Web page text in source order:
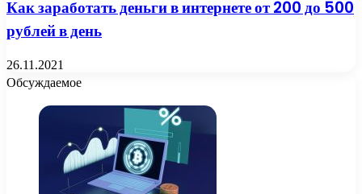
Как заработать деньги в интернете от 200 до 500
рублей в день
26.11.2021
Обсуждаемое